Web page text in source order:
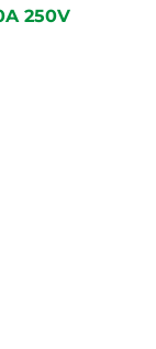
250V